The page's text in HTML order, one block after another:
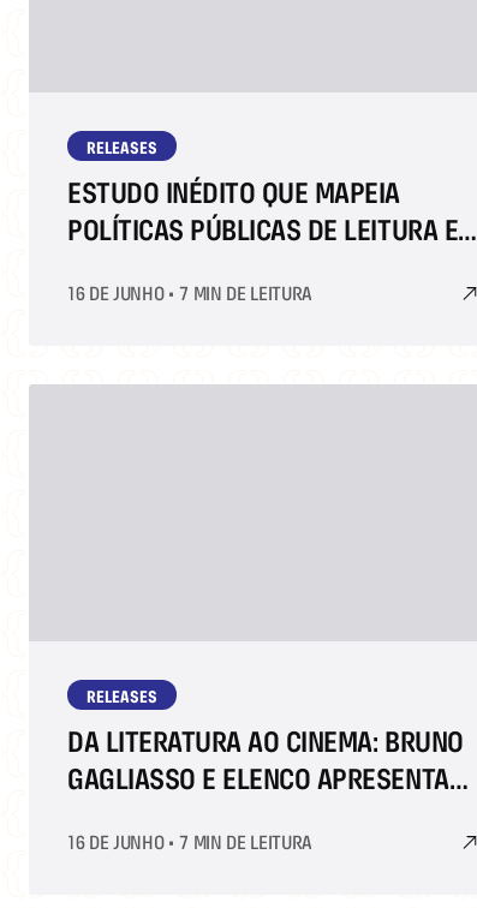
RELEASES
ESTUDO INÉDITO QUE MAPEIA
POLÍTICAS PÚBLICAS DE LEITURA EM
BIENAL
16 DE JUNHO •7 MIN DE LEITURA
RELEASES
DA LITERATURA AO CINEMA: BRUNO
GAGLIASSO E ELENCO APRESENTAM
16 DE JUNHO •7 MIN DE LEITURA